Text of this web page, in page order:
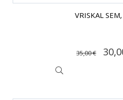
VRISKAL
35,00 €